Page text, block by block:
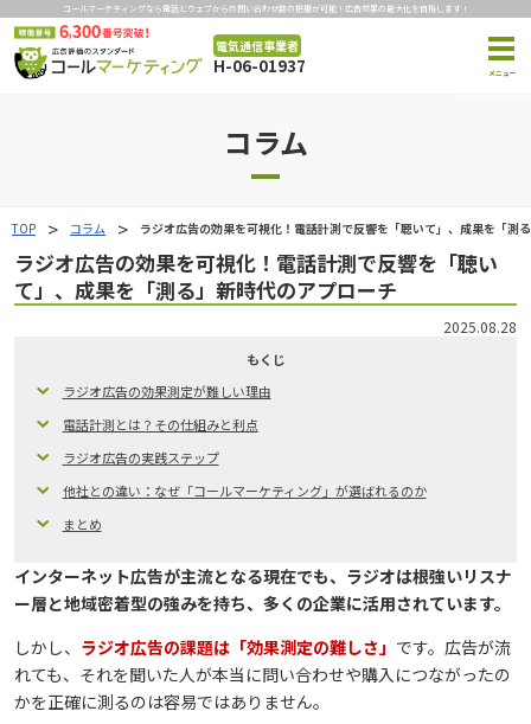
コールマーケティングなら電話とウェブからの問い合わせ数の把握が可能！広告効果の最大化を目指します！
電気通信事業者
H-06-01937
コラム
TOP コラム ラジオ広告の効果を可視化！電話計測で反響を「聴いて」、成果を「測
ラジオ広告の効果を可視化！電話計測で反響を「聴い
て」、成果を「測る」新時代のアプローチ
2025.08.28
もくじ
ラジオ広告の効果測定が難しい理由
電話計測とは？その仕組みと利点
ラジオ広告の実践ステップ
他社との違い：なぜ「コールマーケティング」が選ばれるのか
まとめ
インターネット広告が主流となる現在でも、ラジオは根強いリスナ
ー層と地域密着型の強みを持ち、多くの企業に活用されています。
しかし、 ラジオ広告の課題は「効果測定の難しさ」 です。広告が流
れても、それを聞いた人が本当に問い合わせや購入につながったの
かを正確に測るのは容易ではありません。